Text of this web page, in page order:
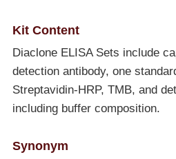
Kit Content
Diaclone ELISA Sets include
detection antibody, one
Streptavidin-HRP, TMB, and
including buffer composition.
Synonym